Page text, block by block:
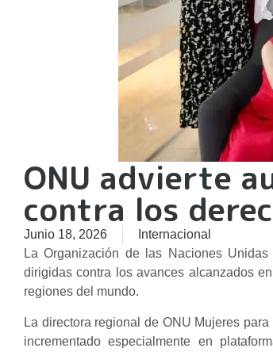
ONU advierte
contra los
Junio 18, 2026
Internacional
La Organización de las Naciones
dirigidas contra los avances alcanzados
regiones del mundo.
La directora regional de ONU Mujeres
incrementado especialmente en